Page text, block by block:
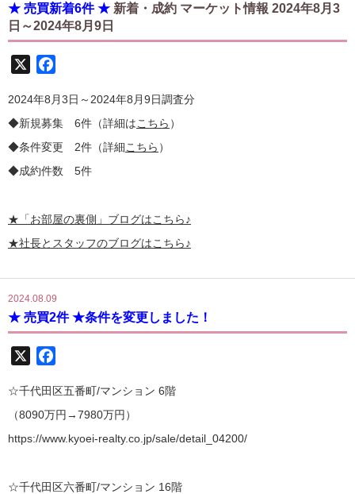
★ 売買新着6件 ★ 新着・成約 マーケット情報 2024年8月3
日～2024年8月9日
2024年8月3日～2024年8月9日調査分
◆新規募集 6件（詳細はこちら ）
◆条件変更 2件（詳細こちら ）
◆成約件数 5件
★ 「お部屋の裏側」 ブログはこちら♪
★社長とスタッフのブログはこちら♪
2024.08.09
★ 売買2件 ★条件を変更しました！
☆千代田区五番町/マンション 6階
（8090万円→7980万円）
https://www.kyoei-realty.co.jp/sale/detail_04200/
☆千代田区六番町/マンション 16階